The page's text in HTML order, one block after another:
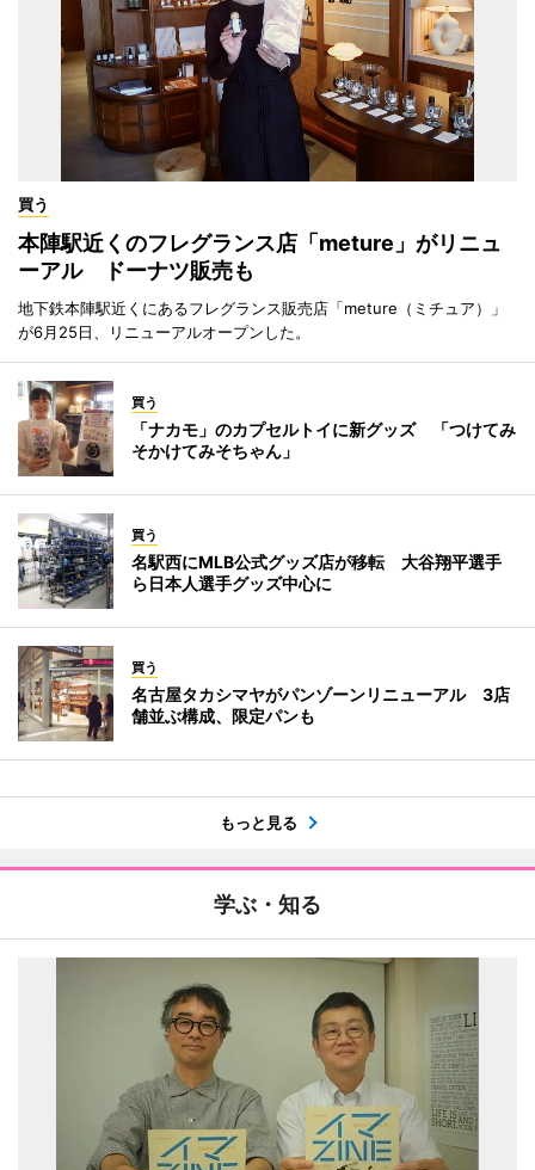
買う
本陣駅近くのフレグランス店「meture」がリニュ
ーアル ドーナツ販売も
地下鉄本陣駅近くにあるフレグランス販売店「meture（ミチュア）」
が6月25日、リニューアルオープンした。
買う
「ナカモ」のカプセルトイに新グッズ 「つけてみ
そかけてみそちゃん」
買う
名駅西にMLB公式グッズ店が移転 大谷翔平選手
ら日本人選手グッズ中心に
買う
名古屋タカシマヤがパンゾーンリニューアル 3店
舗並ぶ構成、限定パンも
もっと見る
学ぶ・知る